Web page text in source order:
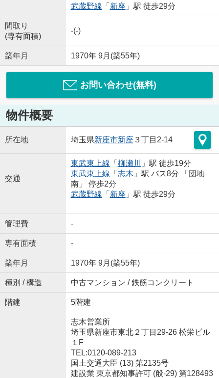
武蔵野線 「 新座 」駅 徒歩29分
間取り
(専有面積)
-(-)
築年月 1970年 9月(築55年)
お問い合わせ(無料)
物件概要
所在地 埼玉県新座市新座 ３丁目2-14
交通
東武東上線 「 柳瀬川
」駅 徒歩19分
東武東上線 「 志木 」駅 バス8分 「団地
南」 停歩2分
武蔵野線 「 新座 」駅 徒歩29分
管理費 -
専有面積 -
築年月 1970年 9月(築55年)
種別 / 構造 中古マンション / 鉄筋コンクリート
階建 5階建
志木営業所
埼玉県新座市東北２丁目29-26 松栄ビル
１F
TEL:0120-089-213
国土交通大臣 (13) 第2135号
建設業 東京都知事許可 (般-29) 第128493